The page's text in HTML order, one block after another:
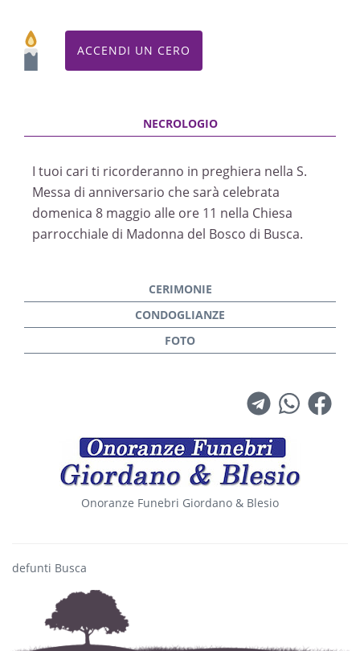
ACCENDI UN CERO
I tuoi cari ti ricorderanno in preghiera nella S.
Messa di anniversario che sarà celebrata
domenica 8 maggio alle ore 11 nella Chiesa
parrocchiale di Madonna del Bosco di Busca.
Onoranze Funebri Giordano & Blesio
defunti Busca